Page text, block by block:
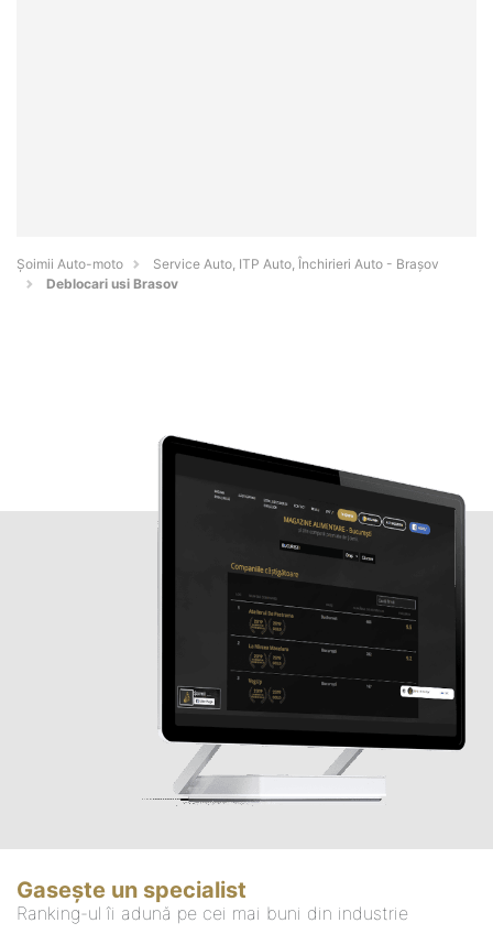
Șoimii Auto-moto
Service Auto, ITP Auto, Închirieri Auto - Braşov
Deblocari usi Brasov
Gasește un specialist
Ranking-ul îi adună pe cei mai buni din industrie